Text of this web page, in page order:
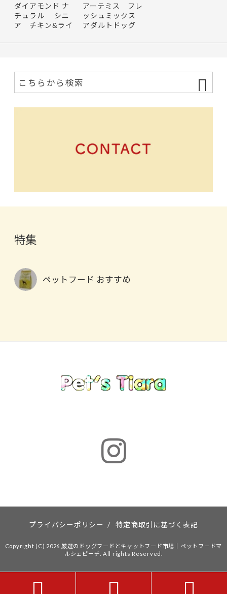
ダイアモンド ナ
チュラル シニ
ア チキン&ライ
アーテミス フレ
ッシュミックス
アダルトドッグ
特集
ペットフード おすすめ
プライバシーポリシー / 特定商取引に基づく表記
Copyright (C) 2026 厳選のドッグフードとキャットフード市場｜ペットフードマ
ルシェピーチ. All rights Reserved.